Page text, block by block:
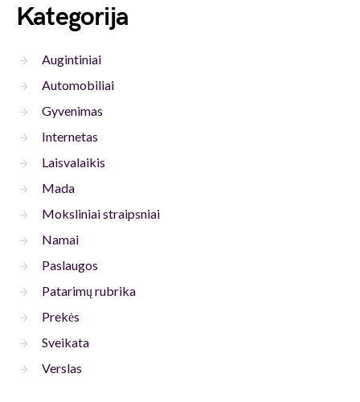
Kategorija
Augintiniai
Automobiliai
Gyvenimas
Internetas
Laisvalaikis
Mada
Moksliniai straipsniai
Namai
Paslaugos
Patarimų rubrika
Prekės
Sveikata
Verslas